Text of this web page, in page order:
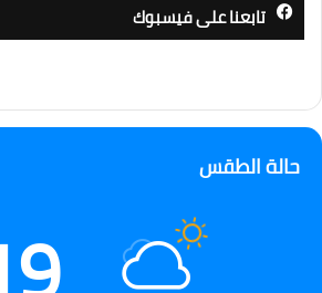
تابعنا على فيسبوك
حالة الطقس